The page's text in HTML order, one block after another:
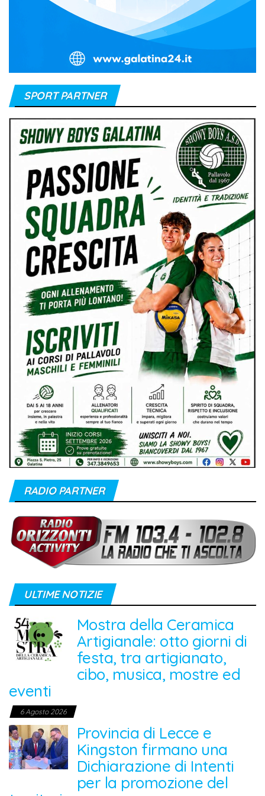
SPORT PARTNER
RADIO PARTNER
ULTIME NOTIZIE
Mostra della Ceramica
Artigianale: otto giorni di
festa, tra artigianato,
cibo, musica, mostre ed
eventi
6 Agosto 2026
Provincia di Lecce e
Kingston firmano una
Dichiarazione di Intenti
per la promozione del